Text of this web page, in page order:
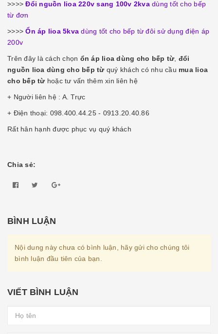
>>>>Đổi nguồn lioa 220v sang 100v 2kvadùng tốt cho bếp
từ đơn
>>>>Ổn áp lioa 5kvadùng tốt cho bếp từ đôi sử dụng điện áp
200v
Trên đây là cách chọn ổn áp lioa dùng cho bếp từ, đổi
nguồn lioa dùng cho bếp từ quý khách có nhu cầu mua lioa
cho bếp từhoặc tư vấn thêm xin liên hệ
+ Người liên hệ : A. Trực
+ Điện thoại: 098.400.44.25 - 0913.20.40.86
Rất hân hạnh được phục vụ quý khách
Chia sẻ:
BÌNH LUẬN
Nội dung này chưa có bình luận, hãy gửi cho chúng tôi
bình luận đầu tiên của bạn.
VIẾT BÌNH LUẬN